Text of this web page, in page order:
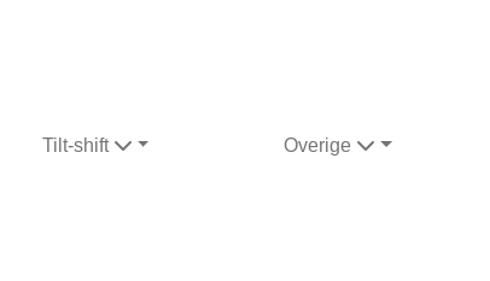
Tilt-shift Overige